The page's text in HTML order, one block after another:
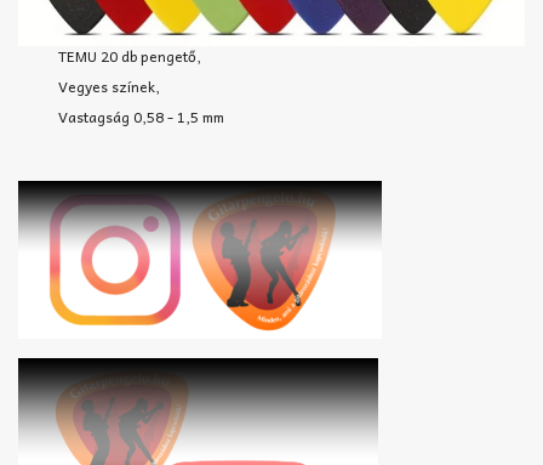
TEMU 20 db pengető,
Vegyes színek,
Vastagság 0,58 - 1,5 mm